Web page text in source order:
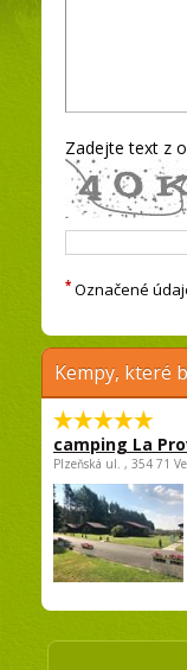
Zadejte text z
* Označené
Kempy, které
camping La
Plzeňská ul. , 354 71